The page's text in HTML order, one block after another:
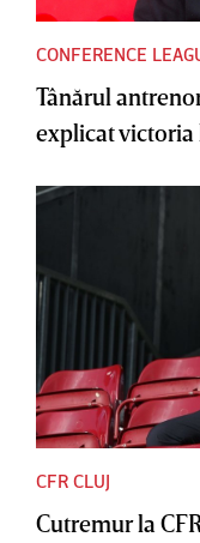
CONFERENCE
Tânărul
explicat victoria
CFR CLUJ
Cutremur la